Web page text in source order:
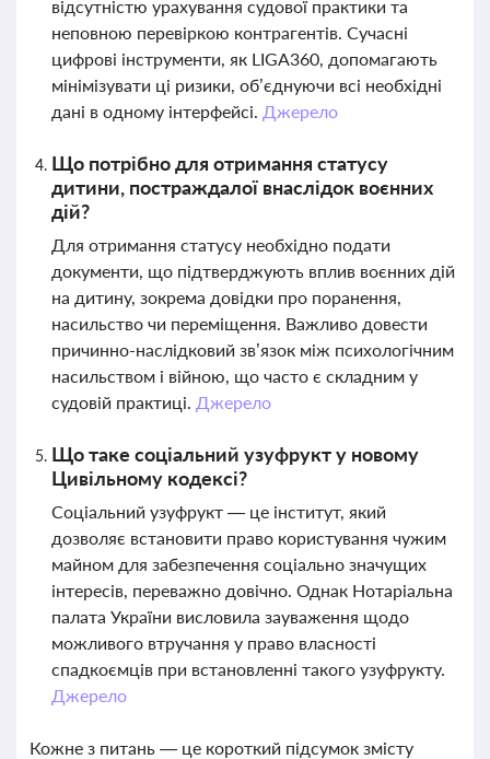
відсутністю урахування судової практики та
неповною перевіркою контрагентів. Сучасні
цифрові інструменти, як LIGA360, допомагають
мінімізувати ці ризики, об’єднуючи всі необхідні
дані в одному інтерфейсі. Джерело
Що потрібно для отримання статусу
дитини, постраждалої внаслідок воєнних
дій?
Для отримання статусу необхідно подати
документи, що підтверджують вплив воєнних дій
на дитину, зокрема довідки про поранення,
насильство чи переміщення. Важливо довести
причинно-наслідковий зв’язок між психологічним
насильством і війною, що часто є складним у
судовій практиці. Джерело
Що таке соціальний узуфрукт у новому
Цивільному кодексі?
Соціальний узуфрукт — це інститут, який
дозволяє встановити право користування чужим
майном для забезпечення соціально значущих
інтересів, переважно довічно. Однак Нотаріальна
палата України висловила зауваження щодо
можливого втручання у право власності
спадкоємців при встановленні такого узуфрукту.
Джерело
Кожне з питань — це короткий підсумок змісту